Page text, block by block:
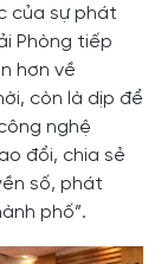
của sự phát
Phòng tiếp
hơn về
còn là dịp để
nghệ
đổi, chia sẻ
số, phát
phố”.